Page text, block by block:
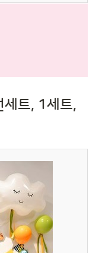
세트, 1세트,